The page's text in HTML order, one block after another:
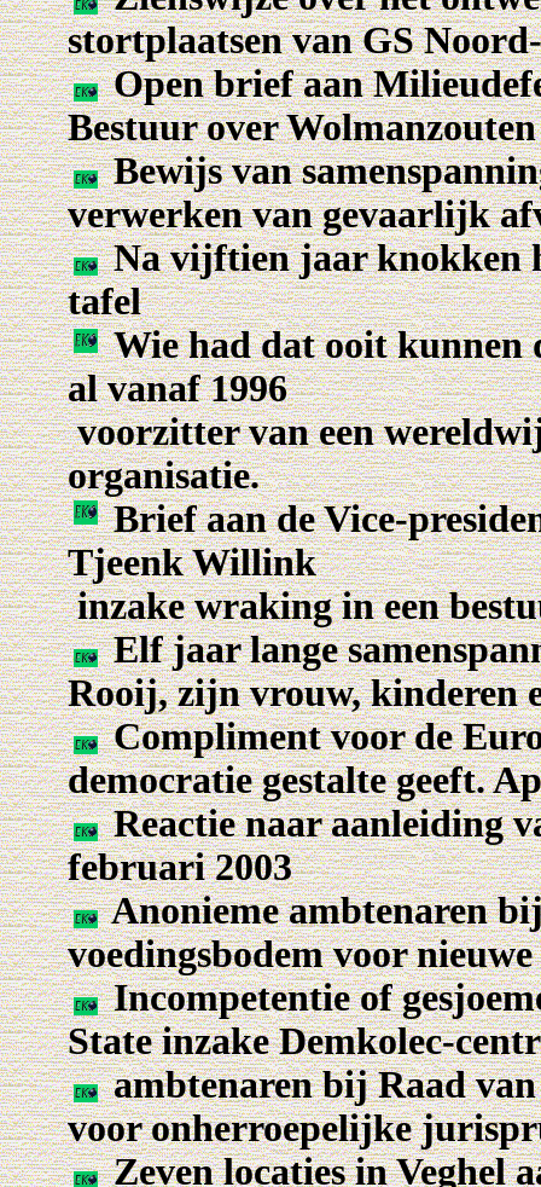
stortplaatsen van GS
Open brief aan
Bestuur over Wolmanzouten
Bewijs van
verwerken van gevaarlijk
Na vijftien jaar knokken
tafel
Wie had dat ooit kunnen
al vanaf 1996
voorzitter van een
organisatie.
Brief aan de Vice-
Tjeenk Willink
inzake wraking in een
Elf jaar lange
Rooij, zijn vrouw, kinderen
Compliment voor de
democratie gestalte geeft.
Reactie naar aanleiding
februari 2003
Anonieme ambtenaren
voedingsbodem voor
Incompetentie of
State inzake Demkolec-
ambtenaren bij Raad van
voor onherroepelijke
Zeven locaties in Veghel